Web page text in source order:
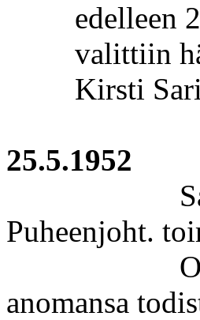
edelleen
valittiin
Kirsti
25.5.1952
Puheenjoht.
anomansa